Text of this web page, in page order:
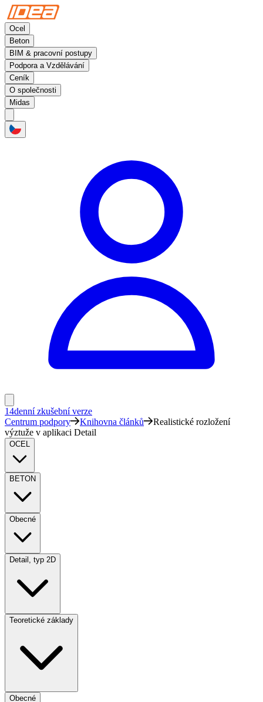
Ocel
Beton
BIM & pracovní postupy
Podpora a Vzdělávání
Ceník
O společnosti
Midas
14denní zkušební verze
Centrum podpory
Knihovna článků
Realistické rozložení
výztuže v aplikaci Detail
OCEL
BETON
Obecné
Detail, typ 2D
Teoretické základy
Obecné